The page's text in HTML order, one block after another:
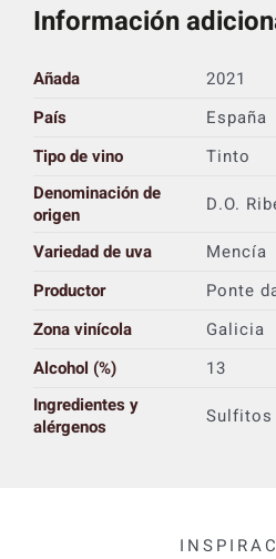
Información
Añada
2021
País
España
Tipo de vino
Tinto
Denominación de
origen
D.O.
Variedad de uva
Mencía
Productor
Ponte
Zona vinícola
Galicia
Alcohol (%)
13
Ingredientes y
alérgenos
Sulfitos